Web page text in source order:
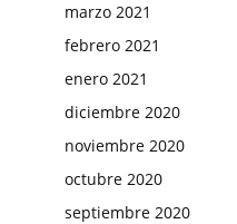
marzo 2021
febrero 2021
enero 2021
diciembre 2020
noviembre 2020
octubre 2020
septiembre 2020